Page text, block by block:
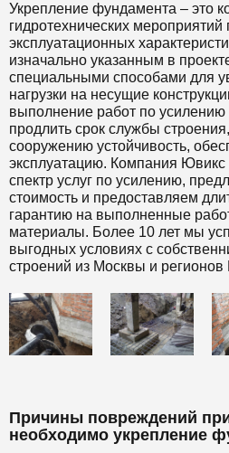
Укрепление фундамента – это
гидротехнических
эксплуатационных
изначально указанным в
специальными способами для
нагрузки на несущие
выполнение работ по
продлить срок службы
сооружению устойчивость,
эксплуатацию. Компания Ювикс
спектр услуг по усилению,
стоимость и предоставляем
гарантию на выполненные
материалы. Более 10 лет мы
выгодных условиях с
строений из Москвы и регионов
Причины повреждений
необходимо укрепление